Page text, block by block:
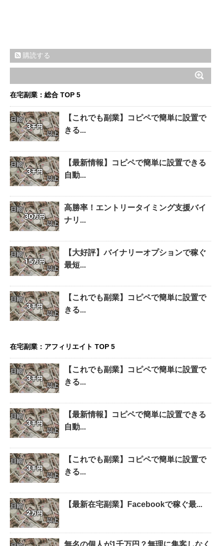
購読する
在宅副業：総合 TOP 5
【これでも副業】コピペで簡単に設置で
きる...
【最新情報】コピペで簡単に設置できる
自動...
高勝率！エントリータイミング支援バイ
ナリ...
【大好評】バイナリーオプションで稼ぐ
最短...
【これでも副業】コピペで簡単に設置で
きる...
在宅副業：アフィリエイト TOP 5
【これでも副業】コピペで簡単に設置で
きる...
【最新情報】コピペで簡単に設置できる
自動...
【これでも副業】コピペで簡単に設置で
きる...
【最新在宅副業】Facebookで稼ぐ最...
無名の個人が1千万円？無理に集客しなく